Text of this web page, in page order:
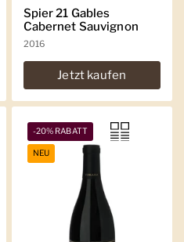
Spier 21 Gables
Cabernet Sauvignon
2016
Jetzt kaufen
-20% RABATT
NEU